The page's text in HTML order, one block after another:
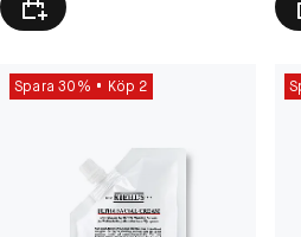
Spara 30% Köp 2